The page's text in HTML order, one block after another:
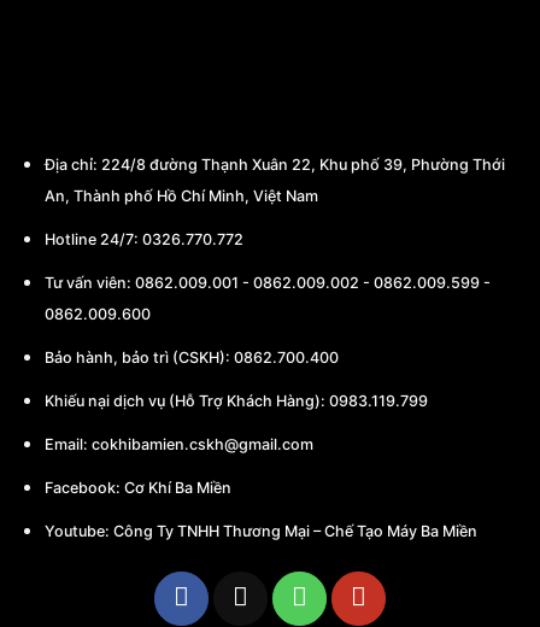
Địa chỉ: 224/8 đường Thạnh Xuân 22, Khu phố 39, Phường Thới
An, Thành phố Hồ Chí Minh, Việt Nam
Hotline 24/7: 0326.770.772
Tư vấn viên: 0862.009.001 - 0862.009.002 - 0862.009.599 -
0862.009.600
Bảo hành, bảo trì (CSKH): 0862.700.400
Khiếu nại dịch vụ (Hỗ Trợ Khách Hàng): 0983.119.799
Email: cokhibamien.cskh@gmail.com
Facebook: Cơ Khí Ba Miền
Youtube: Công Ty TNHH Thương Mại – Chế Tạo Máy Ba Miền